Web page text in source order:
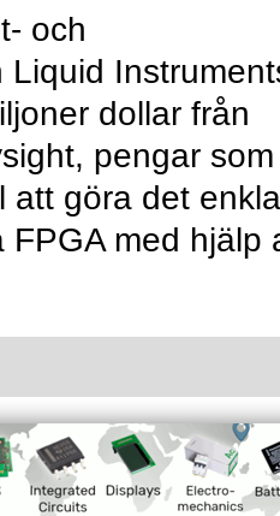
och
Liquid
dollar från
pengar som
att göra det
FPGA med hjälp